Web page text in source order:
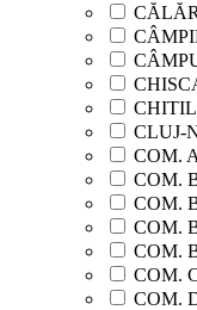
CLUJ-
COM.
COM.
COM.
COM.
COM.
COM.
COM.